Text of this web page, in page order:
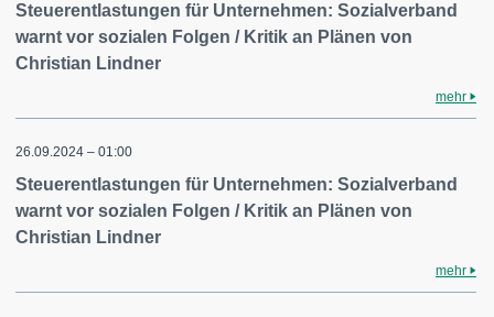
Steuerentlastungen für Unternehmen: Sozialverband
warnt vor sozialen Folgen / Kritik an Plänen von
Christian Lindner
mehr
26.09.2024 – 01:00
Steuerentlastungen für Unternehmen: Sozialverband
warnt vor sozialen Folgen / Kritik an Plänen von
Christian Lindner
mehr